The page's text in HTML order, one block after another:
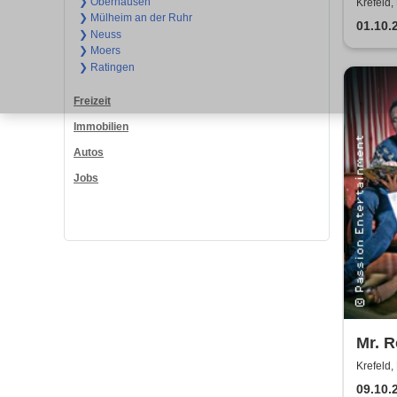
❯ Mülheim an der Ruhr
❯ Neuss
❯ Moers
❯ Ratingen
Freizeit
Immobilien
Autos
Jobs
Krefeld,
Mr.
Krefeld,